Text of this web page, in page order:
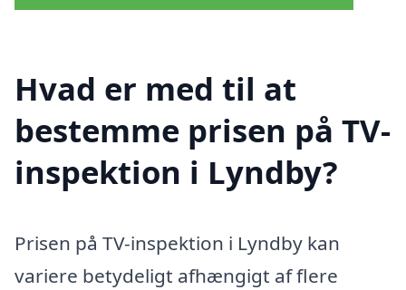
Hvad er med til at
bestemme prisen på TV-
inspektion i Lyndby?
Prisen på TV-inspektion i Lyndby kan
variere betydeligt afhængigt af flere